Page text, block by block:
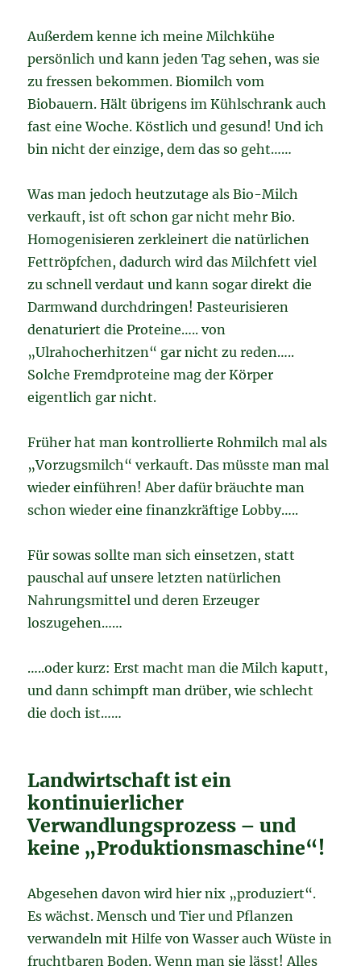
Außerdem kenne ich meine Milchkühe
persönlich und kann jeden Tag sehen, was sie
zu fressen bekommen. Biomilch vom
Biobauern. Hält übrigens im Kühlschrank auch
fast eine Woche. Köstlich und gesund! Und ich
bin nicht der einzige, dem das so geht……
Was man jedoch heutzutage als Bio-Milch
verkauft, ist oft schon gar nicht mehr Bio.
Homogenisieren zerkleinert die natürlichen
Fettröpfchen, dadurch wird das Milchfett viel
zu schnell verdaut und kann sogar direkt die
Darmwand durchdringen! Pasteurisieren
denaturiert die Proteine….. von
„Ulrahocherhitzen“ gar nicht zu reden…..
Solche Fremdproteine mag der Körper
eigentlich gar nicht.
Früher hat man kontrollierte Rohmilch mal als
„Vorzugsmilch“ verkauft. Das müsste man mal
wieder einführen! Aber dafür bräuchte man
schon wieder eine finanzkräftige Lobby…..
Für sowas sollte man sich einsetzen, statt
pauschal auf unsere letzten natürlichen
Nahrungsmittel und deren Erzeuger
loszugehen……
…..oder kurz: Erst macht man die Milch kaputt,
und dann schimpft man drüber, wie schlecht
die doch ist……
Landwirtschaft ist ein
kontinuierlicher
Verwandlungsprozess – und
keine „Produktionsmaschine“!
Abgesehen davon wird hier nix „produziert“.
Es wächst. Mensch und Tier und Pflanzen
verwandeln mit Hilfe von Wasser auch Wüste in
fruchtbaren Boden. Wenn man sie lässt! Alles